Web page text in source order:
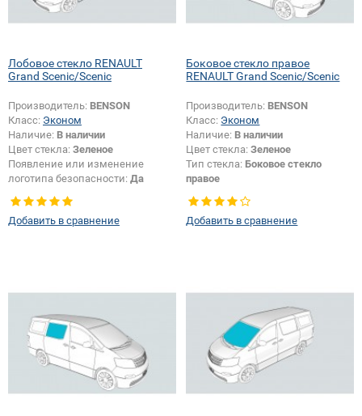
Лобовое стекло RENAULT
Grand Scenic/Scenic
Производитель: BENSON
Класс: Эконом
Наличие: В наличии
Цвет стекла: Зеленое
Появление или изменение
логотипа безопасности: Да
Добавить в сравнение
Боковое стекло правое
RENAULT Grand Scenic/Scenic
Производитель: BENSON
Класс: Эконом
Наличие: В наличии
Цвет стекла:Зеленое
Тип стекла: Боковое стекло
правое
Добавить в сравнение